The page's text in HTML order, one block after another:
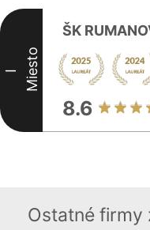
I Miesto
ŠK
8.6
Ostatné firmy